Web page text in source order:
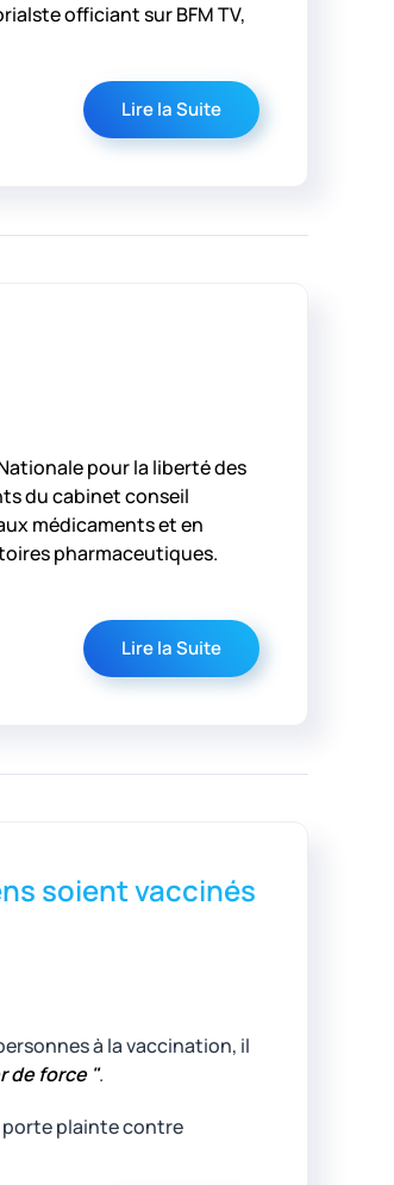
officiant sur BFM TV,
Lire la Suite
pour la liberté des
du cabinet conseil
médicaments et en
pharmaceutiques.
Lire la Suite
soient vaccinés
à la vaccination, il
de force ".
porte plainte contre